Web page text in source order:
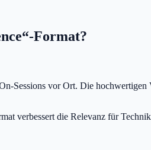
Format?
Sessions vor Ort. Die
verbessert die Relevanz für